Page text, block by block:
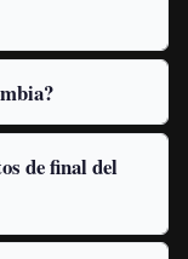
de final del